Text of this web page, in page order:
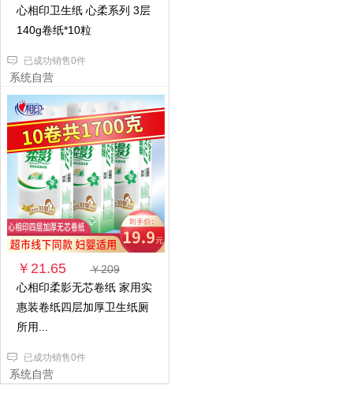
心相印卫生纸 心柔系列 3层
140g卷纸*10粒
已成功销售0件
系统自营
￥21.65
￥209
心相印柔影无芯卷纸 家用实
惠装卷纸四层加厚卫生纸厕
所用...
已成功销售0件
系统自营